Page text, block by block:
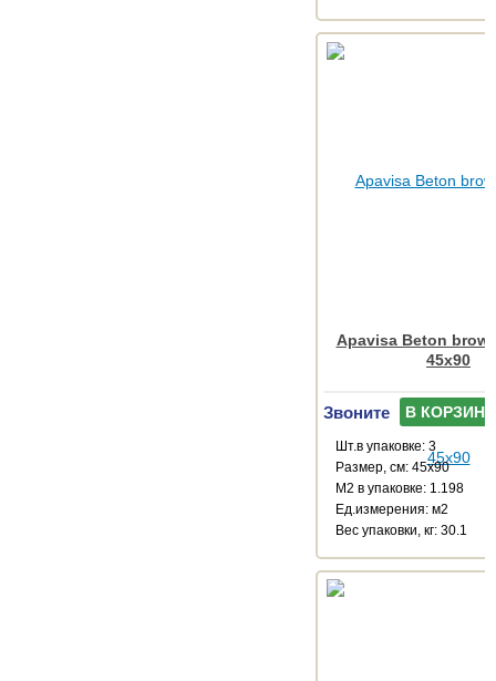
Apavisa Beton
45x90
Звоните В КОРЗИНУ
Шт.в упаковке: 3
Размер, см: 45x90
М2 в упаковке: 1.198
Ед.измерения: м2
Веc упаковки, кг: 30.1